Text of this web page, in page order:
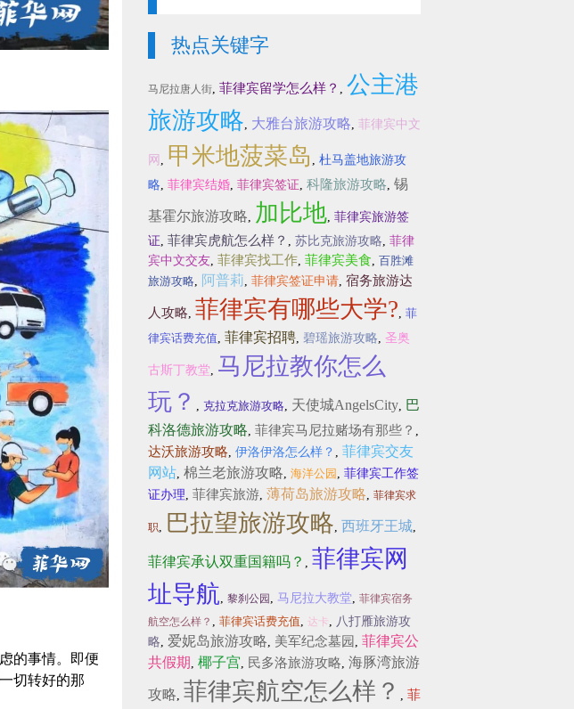
的事情。即便
切转好的那
热点关键字
马尼拉唐人街, 菲律宾留学怎么样？ , 公主港
旅游攻略, 大雅台旅游攻略, 菲律宾中文
网 , 甲米地菠菜岛 , 杜马盖地旅游攻
略, 菲律宾结婚, 菲律宾签证, 科隆旅游攻略, 锡
基霍尔旅游攻略, 加比地, 菲律宾旅游签
证, 菲律宾虎航怎么样？ , 苏比克旅游攻略, 菲律
宾中文交友, 菲律宾找工作, 菲律宾美食, 百胜滩
旅游攻略, 阿普莉, 菲律宾签证申请, 宿务旅游达
人攻略, 菲律宾有哪些大学?, 菲
律宾话费充值, 菲律宾招聘, 碧瑶旅游攻略, 圣奥
古斯丁教堂, 马尼拉教你怎么
玩？ , 克拉克旅游攻略, 天使城AngelsCity, 巴
科洛德旅游攻略, 菲律宾马尼拉赌场有那些？ ,
达沃旅游攻略, 伊洛伊洛怎么样？ , 菲律宾交友
网站, 棉兰老旅游攻略, 海洋公园 , 菲律宾工作签
证办理, 菲律宾旅游, 薄荷岛旅游攻略, 菲律宾求
职, 巴拉望旅游攻略, 西班牙王城,
菲律宾承认双重国籍吗？ , 菲律宾网
址导航, 黎刹公园 , 马尼拉大教堂, 菲律宾宿务
航空怎么样？ , 菲律宾话费充值, 达卡, 八打雁旅游攻
略, 爱妮岛旅游攻略, 美军纪念墓园 , 菲律宾公
共假期 , 椰子宫, 民多洛旅游攻略, 海豚湾旅游
攻略, 菲律宾航空怎么样？ , 菲